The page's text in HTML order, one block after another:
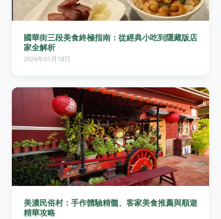
國華街三段美食終極指南：從經典小吃到隱藏版店
家全解析
2026年01月18日
美濃民俗村：手作體驗精髓、客家美食推薦與順遊
精華攻略